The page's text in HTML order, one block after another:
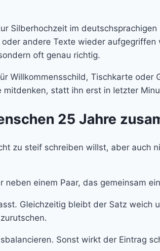
Silberhochzeit im
andere Texte wieder aufgegriffen
oft genau richtig.
Willkommensschild, Tischkarte oder
statt ihn erst in letzter
25 Jahre
zu steif schreiben willst, aber auch
Gleichzeitig bleibt der Satz weich
Sonst wirkt der Eintrag